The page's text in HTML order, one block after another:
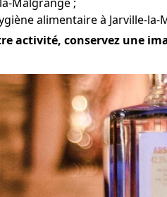
alimentaire à Jarville-la-
activité, conservez une